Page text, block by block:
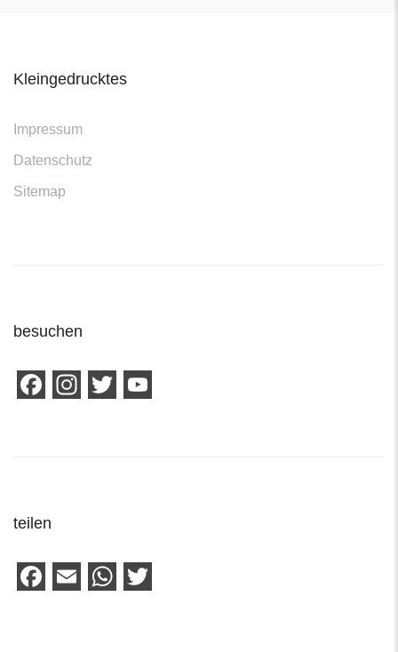
Kleingedrucktes
Impressum
Datenschutz
Sitemap
besuchen
Facebook
Instagram
Twitter
teilen
Facebook
EmailWhatsApp